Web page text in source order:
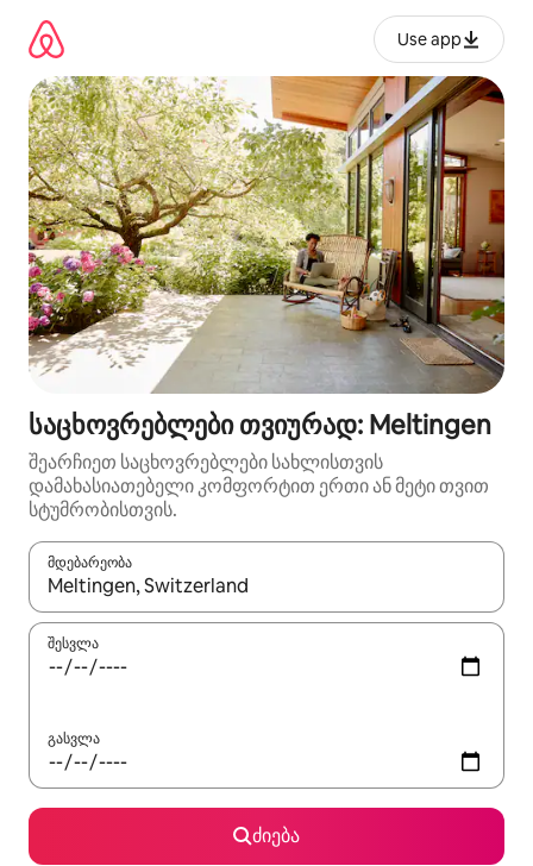
გადასვლა
Use app
საცხოვრებლები თვიურად: Meltingen
შეარჩიეთ საცხოვრებლები სახლისთვის
დამახასიათებელი კომფორტით ერთი ან მეტი თვით
სტუმრობისთვის.
მდებარეობა
როცა შედეგები ხელმისაწვდომი გახდება, ნავიგაციისთვის
შესვლა
გასვლა
ძიება